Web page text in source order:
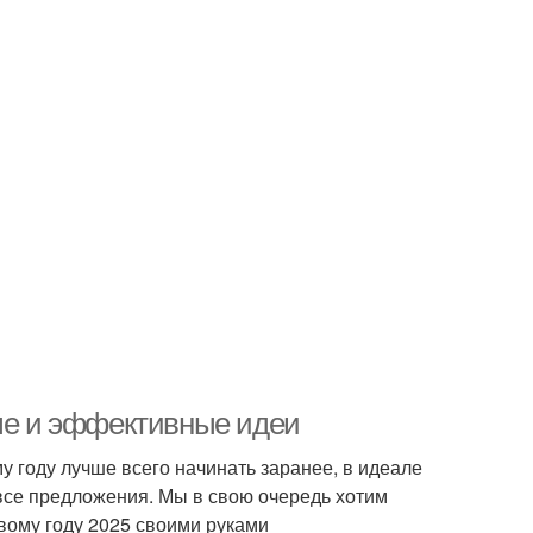
и эффективные идеи
лучше всего начинать заранее, в идеале
предложения. Мы в свою очередь хотим
году 2025 своими руками